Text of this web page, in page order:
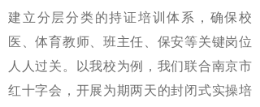
建立分层分类的持证培训体系，确保校
医、体育教师、班主任、保安等关键岗位
人人过关。以我校为例，我们联合南京市
红十字会，开展为期两天的封闭式实操培